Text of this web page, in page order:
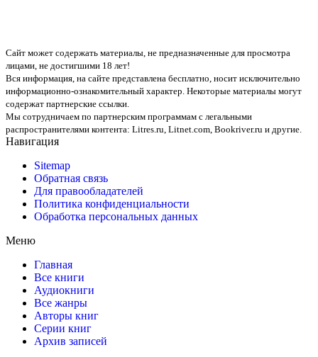
Сайт может содержать материалы, не предназначенные для просмотра
лицами, не достигшими 18 лет!
Вся информация, на сайте представлена бесплатно, носит исключительно
информационно-ознакомительный характер. Некоторые материалы могут
содержат партнерские ссылки.
Мы сотрудничаем по партнерским программам с легальными
распространителями контента: Litres.ru, Litnet.com, Bookriver.ru и другие.
Навигация
Sitemap
Обратная связь
Для правообладателей
Политика конфиденциальности
Обработка персональных данных
Меню
Главная
Все книги
Аудиокниги
Все жанры
Авторы книг
Серии книг
Архив записей